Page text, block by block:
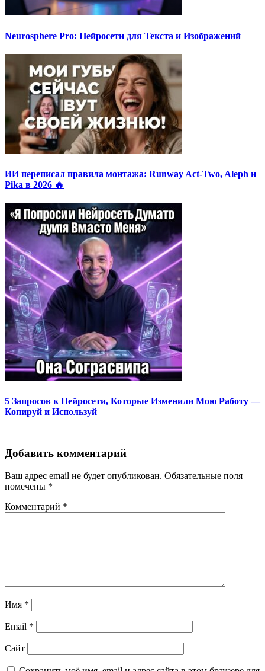
Neurosphere Pro: Нейросети для Текста и Изображений
ИИ переписал правила монтажа: Runway Act-Two, Aleph и
Pika в 2026 🔥
5 Запросов к Нейросети, Которые Изменили Мою Работу —
Копируй и Используй
Добавить комментарий
Ваш адрес email не будет опубликован. Обязательные поля
помечены *
Комментарий *
Имя *
Email *
Сайт